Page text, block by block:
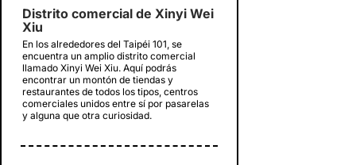
Distrito comercial de Xinyi Wei
Xiu
En los alrededores del Taipéi 101, se
encuentra un amplio distrito comercial
llamado Xinyi Wei Xiu. Aquí podrás
encontrar un montón de tiendas y
restaurantes de todos los tipos, centros
comerciales unidos entre sí por pasarelas
y alguna que otra curiosidad.